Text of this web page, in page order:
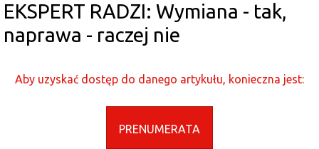
EKSPERT RADZI: Wymiana - tak,
naprawa - raczej nie
Aby uzyskać dostęp do danego artykułu, konieczna jest:
PRENUMERATA